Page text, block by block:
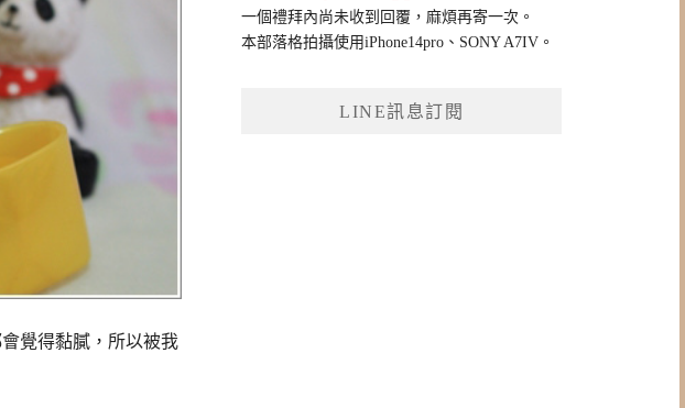
覺得黏膩，所以被我
一個禮拜內尚未收到回覆，麻煩再寄一次。
本部落格拍攝使用iPhone14pro、SONY A7IV。
LINE訊息訂閱